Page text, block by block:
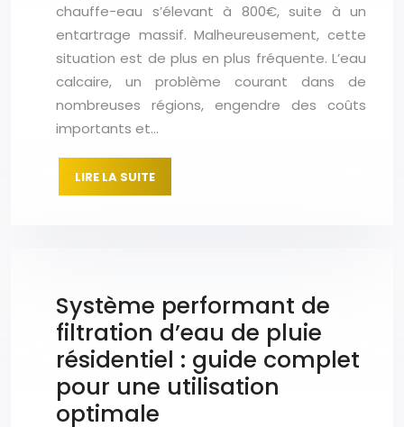
chauffe-eau s’élevant à 800€, suite à un
entartrage massif. Malheureusement, cette
situation est de plus en plus fréquente. L’eau
calcaire, un problème courant dans de
nombreuses régions, engendre des coûts
importants et…
LIRE LA SUITE
Système performant de
filtration d’eau de pluie
résidentiel : guide complet
pour une utilisation
optimale